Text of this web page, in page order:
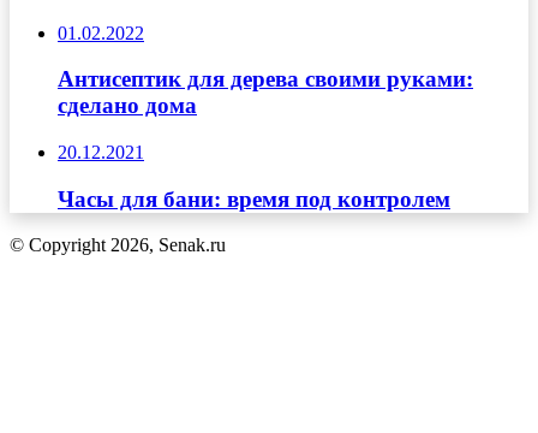
01.02.2022
Антисептик для дерева своими руками:
сделано дома
20.12.2021
Часы для бани: время под контролем
© Copyright 2026, Senak.ru